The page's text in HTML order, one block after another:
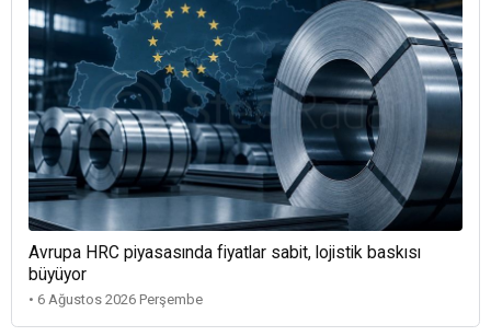
Avrupa HRC piyasasında fiyatlar sabit, lojistik baskısı
büyüyor
• 6 Ağustos 2026 Perşembe